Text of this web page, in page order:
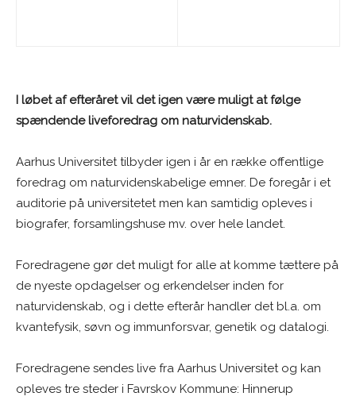
I løbet af efteråret vil det igen være muligt at følge
spændende liveforedrag om naturvidenskab.
Aarhus Universitet tilbyder igen i år en række offentlige
foredrag om naturvidenskabelige emner. De foregår i et
auditorie på universitetet men kan samtidig opleves i
biografer, forsamlingshuse mv. over hele landet.
Foredragene gør det muligt for alle at komme tættere på
de nyeste opdagelser og erkendelser inden for
naturvidenskab, og i dette efterår handler det bl.a. om
kvantefysik, søvn og immunforsvar, genetik og datalogi.
Foredragene sendes live fra Aarhus Universitet og kan
opleves tre steder i Favrskov Kommune: Hinnerup